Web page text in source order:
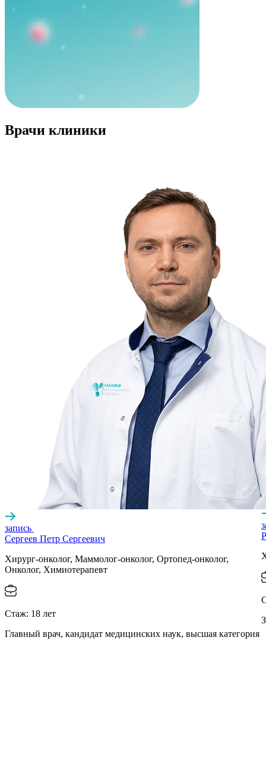
Врачи клиники
запись
Сергеев Петр Сергеевич
Хирург-онколог, Маммолог-онколог, Ортопед-онколог,
Онколог, Химиотерапевт
Стаж: 18 лет
Главный врач, кандидат медицинских наук, высшая категория